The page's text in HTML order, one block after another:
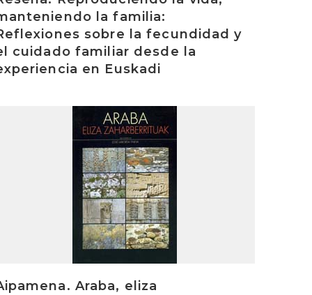
la familia:
sobre la fecundidad y
cuidado familiar desde la
en Euskadi
Araba, eliza